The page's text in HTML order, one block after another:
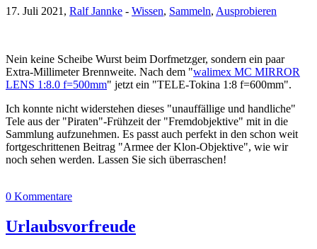
17. Juli 2021, Ralf Jannke - Wissen, Sammeln, Ausprobieren
Nein keine Scheibe Wurst beim Dorfmetzger, sondern ein paar
Extra-Millimeter Brennweite. Nach dem "walimex MC MIRROR
LENS 1:8.0 f=500mm" jetzt ein "TELE-Tokina 1:8 f=600mm".
Ich konnte nicht widerstehen dieses "unauffällige und handliche"
Tele aus der "Piraten"-Frühzeit der "Fremdobjektive" mit in die
Sammlung aufzunehmen. Es passt auch perfekt in den schon weit
fortgeschrittenen Beitrag "Armee der Klon-Objektive", wie wir
noch sehen werden. Lassen Sie sich überraschen!
0 Kommentare
Urlaubsvorfreude